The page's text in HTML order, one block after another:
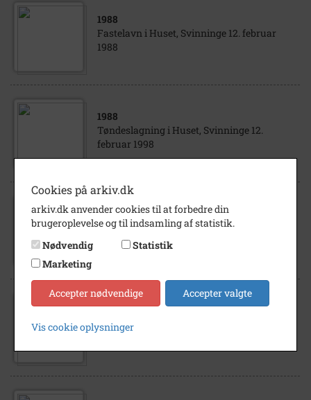
1988
Fastelavn i Huset, Svinninge 12. februar
1988
1988
Tøndeslagning i Huset, Svinninge 12.
februar 1998
1985- 1990
Børn leger ved Huset, Svinninge omkring
1988
Markedsdag i Huset, Svinninge 22. oktober
Cookies på arkiv.dk
arkiv.dk anvender cookies til at forbedre din
brugeroplevelse og til indsamling af statistik.
Nødvendig
Statistik
Marketing
Accepter nødvendige Accepter valgte
Vis cookie oplysninger